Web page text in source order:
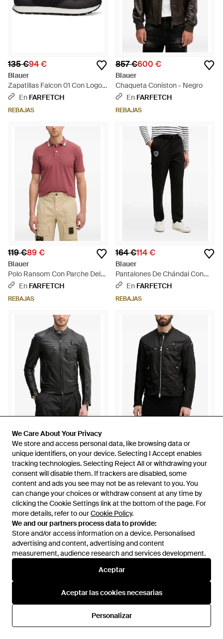
We Care About Your Privacy
We store and access personal data, like browsing data or
unique identifiers, on your device. Selecting I Accept enables
tracking technologies. Selecting Reject All or withdrawing your
consent will disable them. If trackers are disabled, some
content and ads you see may not be as relevant to you. You
can change your choices or withdraw consent at any time by
clicking the Cookie Settings link at the bottom of the page. For
more details, refer to ourCookie Policy.
We and our partners process data to provide:
Store and/or access information on a device. Personalised
advertising and content, advertising and content
measurement, audience research and services development.
Aceptar
Aceptar las cookies necesarias
Personalizar
We Care About Your Privacy
We store and access personal data, like browsing data or
unique identifiers, on your device. Selecting I Accept enables
tracking technologies. Selecting Reject All or withdrawing your
consent will disable them. If trackers are disabled, some
content and ads you see may not be as relevant to you. You
can change your choices or withdraw consent at any time by
clicking the Cookie Settings link at the bottom of the page. For
more details, refer to ourCookie Policy.
We and our partners process data to provide:
Store and/or access information on a device. Personalised
advertising and content, advertising and content
measurement, audience research and services development.
Aceptar
Aceptar las cookies necesarias
Personalizar
135 €94 €
Blauer
Zapatillas Falcon 01 Con Logo -
Negro
En FARFETCH
REBAJAS
857 €600 €
Blauer
Chaqueta Coniston - Negro
En FARFETCH
REBAJAS
119 €89 €
Blauer
Polo Ransom Con Parche Del
Logo - Rojo
En FARFETCH
REBAJAS
164 €114 €
Blauer
Pantalones De Chándal Con
Parche Del Logo - Negro
En FARFETCH
REBAJAS
640 €544 €
Blauer
Chaqueta Crossland - Negro
EnFARFETCH
REBAJAS
334 €317 €
Blauer
Chaqueta Biker Bayard - Negro
EnFARFETCH
REBAJAS
334 €283 € 278 €236 €